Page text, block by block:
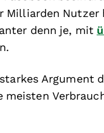
Milliarden
denn je, mit
Argument
meisten